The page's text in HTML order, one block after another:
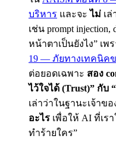
บริหาร และจะไม่ เ
เช่น prompt injection,
หน้าตาเป็นยังไง” เพ
19 — ภัยทางเทคนิค
ต่อยอดเฉพาะ สอง
ไว้ใจได้ (Trust)” กับ
เล่าว่าในฐานะเจ้าขอ
อะไร เพื่อให้ AI ที่เร
ทำร้ายใคร”